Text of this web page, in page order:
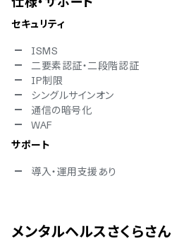
セキュリティ
ISMS
二要素認証・二段階認証
IP制限
シングルサインオン
通信の暗号化
WAF
サポート
導入・運用支援あり
メンタルヘルスさくらさん